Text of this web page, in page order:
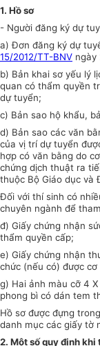
1. Hồ sơ
- Người đăng ký dự
a)Đơn đăng ký dự
15/2012/TT-BNV ngày
b) Bản khai sơ yếu lý
quan có thẩm quyền
dự tuyển;
c) Bản sao hộ khẩu,
d) Bản sao các văn
của vị trí dự tuyển
hợp có văn bằng do
chứng dịch thuật ra
thuộc Bộ Giáo dục và
Đối với thí sinh có
chuyên ngành để
đ) Giấy chứng nhận
thẩm quyền cấp;
e) Giấy chứng nhận
chức (nếu có) được
g) Hai ảnh màu cỡ 4
phong bì có dán tem
Hồ sơ được đựng tr
danh mục các giấy tờ
2. Một số quy định khi